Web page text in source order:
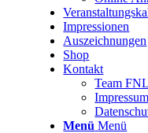
Impressionen
Auszeichnungen
Shop
Kontakt
Team
Impressum
Menü Menü